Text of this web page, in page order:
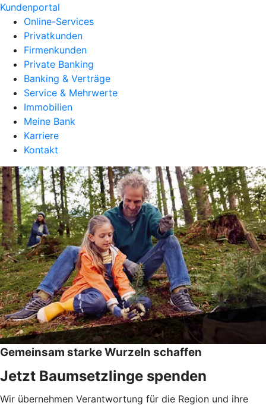
Kundenportal
Online-Services
Privatkunden
Firmenkunden
Private Banking
Banking & Verträge
Service & Mehrwerte
Immobilien
Meine Bank
Karriere
Kontakt
Gemeinsam starke Wurzeln schaffen
Jetzt Baumsetzlinge spenden
Wir übernehmen Verantwortung für die Region und ihre